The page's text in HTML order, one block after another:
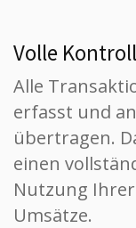
Volle
Alle
erfasst und
übertragen.
einen
Nutzung
Umsätze.